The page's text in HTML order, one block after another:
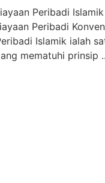
Peribadi
Peribadi
Islamik ialah
mematuhi prinsip